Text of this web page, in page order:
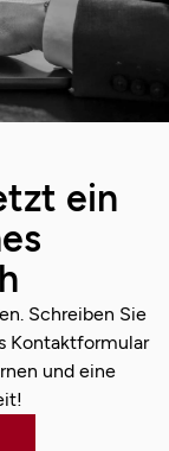
ein
Schreiben Sie
Kontaktformular
und eine